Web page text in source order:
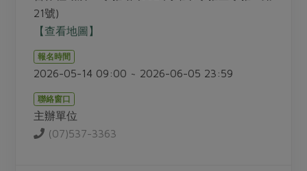
調理食材・點心
調味醬料/南北貨
保健食品
烘焙．點心
醬料
湯品．鍋物
涼拌沙拉
合作25-經典快閃最後一週
合作25-精選產品第四彈
更多當季產品
議題活動
主婦聯盟X樂齡網特約優惠案
關注議題
非基改運動
廢核運動
減添加物
公益金
產品檢驗
自主把關
檢驗報告
社員權益
21號)
【查看地圖】
報名時間
2026-05-14 09:00 ~ 2026-06-05 23:59
聯絡窗口
主辦單位
(07)537-3363